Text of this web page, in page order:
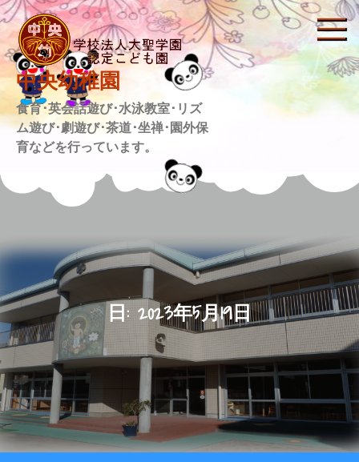
Skip
to
content
中央幼稚園
食育･英会話遊び･水泳教室･リズ
ム遊び･劇遊び･茶道･坐禅･園外保
育などを行っています。
日: 2023年5月19日